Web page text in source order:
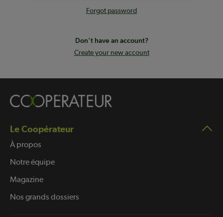
Forgot password
Don't have an account?
Create your new account
Le Coopérateur
À propos
Notre équipe
Magazine
Nos grands dossiers